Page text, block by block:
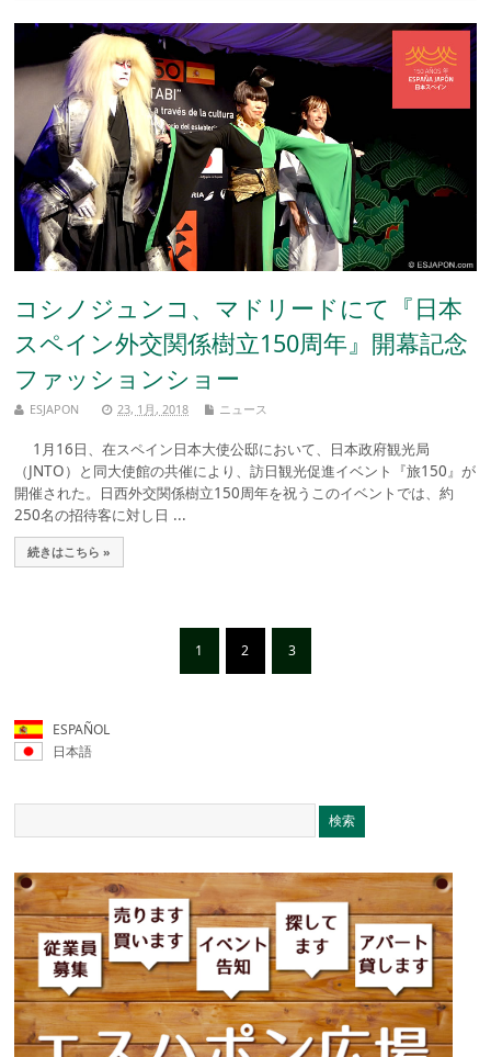
コシノジュンコ、マドリードにて『日本
スペイン外交関係樹立150周年』開幕記念
ファッションショー
ESJAPON 23, 1月, 2018 ニュース
1月16日、在スペイン日本大使公邸において、日本政府観光局
（JNTO）と同大使館の共催により、訪日観光促進イベント『旅150』が
開催された。日西外交関係樹立150周年を祝うこのイベントでは、約
250名の招待客に対し日 ...
続きはこちら »
1 2 3
ESPAÑOL
日本語